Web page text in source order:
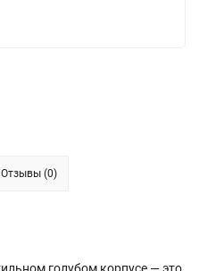
Отзывы (0)
голубом корпусе — это